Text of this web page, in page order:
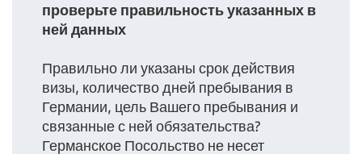
проверьте правильность указанных в
ней данных
Правильно ли указаны срок действия
визы, количество дней пребывания в
Германии, цель Вашего пребывания и
связанные с ней обязательства?
Германское Посольство не несет